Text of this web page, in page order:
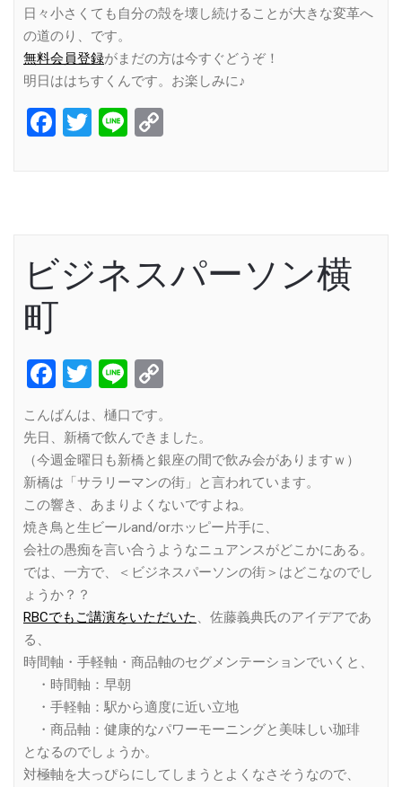
日々小さくても自分の殻を壊し続けることが大きな変革へ
の道のり、です。
無料会員登録がまだの方は今すぐどうぞ！
明日ははちすくんです。お楽しみに♪
Facebook
Twitter
Line
ビジネスパーソン横
町
Facebook
Twitter
Line
こんばんは、樋口です。
先日、新橋で飲んできました。
（今週金曜日も新橋と銀座の間で飲み会がありますｗ）
新橋は「サラリーマンの街」と言われています。
この響き、あまりよくないですよね。
焼き鳥と生ビールand/orホッピー片手に、
会社の愚痴を言い合うようなニュアンスがどこかにある。
では、一方で、＜ビジネスパーソンの街＞はどこなのでし
ょうか？？
RBCでもご講演をいただいた
、佐藤義典氏のアイデアであ
る、
時間軸・手軽軸・商品軸のセグメンテーションでいくと、
・時間軸：早朝
・手軽軸：駅から適度に近い立地
・商品軸：健康的なパワーモーニングと美味しい珈琲
となるのでしょうか。
対極軸を大っぴらにしてしまうとよくなさそうなので、